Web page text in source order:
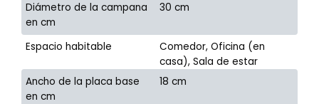
Diámetro de la campana
en cm
30 cm
Espacio habitable
Comedor, Oficina (en
casa), Sala de estar
Ancho de la placa base
en cm
18 cm